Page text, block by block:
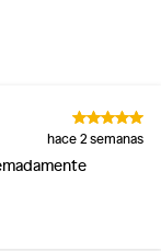
hace 2 semanas